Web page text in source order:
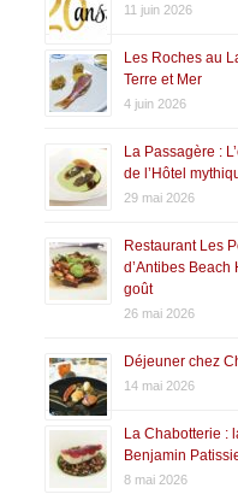
11 juin 2026
Les Roches au
Terre et Mer
4 juin 2026
La Passagère :
de l’Hôtel
29 mai 2026
Restaurant Les
d’Antibes Beach
goût
26 mai 2026
Déjeuner chez
14 mai 2026
La Chabotterie :
Benjamin
8 mai 2026